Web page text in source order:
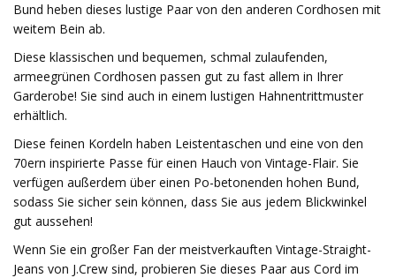
Bund heben dieses lustige Paar von den anderen Cordhosen mit
weitem Bein ab.
Diese klassischen und bequemen, schmal zulaufenden,
armeegrünen Cordhosen passen gut zu fast allem in Ihrer
Garderobe! Sie sind auch in einem lustigen Hahnentrittmuster
erhältlich.
Diese feinen Kordeln haben Leistentaschen und eine von den
70ern inspirierte Passe für einen Hauch von Vintage-Flair. Sie
verfügen außerdem über einen Po-betonenden hohen Bund,
sodass Sie sicher sein können, dass Sie aus jedem Blickwinkel
gut aussehen!
Wenn Sie ein großer Fan der meistverkauften Vintage-Straight-
Jeans von J.Crew sind, probieren Sie dieses Paar aus Cord im